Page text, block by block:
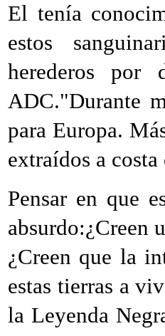
El tenía
estos
herederos por
ADC."Durante
para Europa.
extraídos a
Pensar en que
absurdo:¿Creen
¿Creen que la
estas tierras a
la Leyenda